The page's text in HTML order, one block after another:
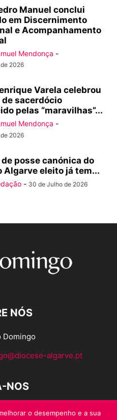
Manuel conclui
em Discernimento
e Acompanhamento
Mendonça -
2026
Varela celebrou
sacerdócio
pelas “maravilhas”...
Mendonça -
2026
de posse canónica do
Algarve eleito já tem...
- 30 de Julho de 2026
NÓS
Domingo
algarve.pt
NOS
o desempenho e a sua